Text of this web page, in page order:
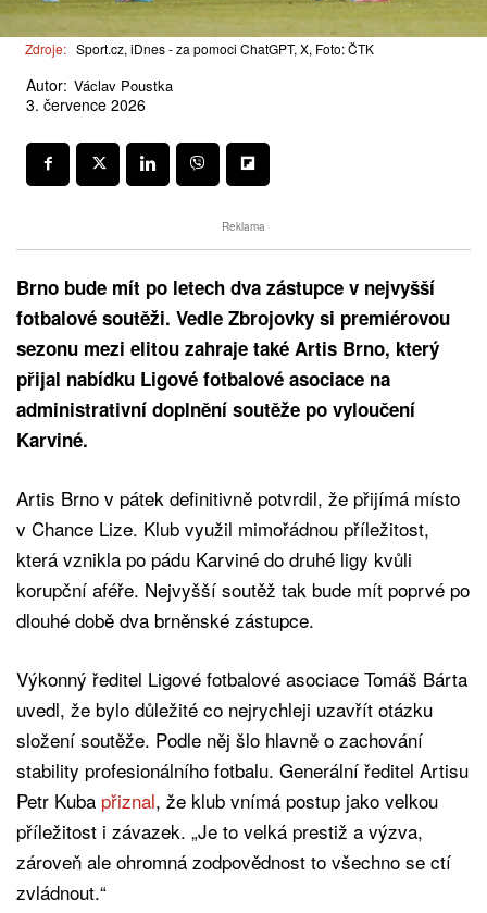
Zdroje: Sport.cz, iDnes - za pomoci ChatGPT, X, Foto: ČTK
Autor: Václav Poustka
3. července 2026
Reklama
Brno bude mít po letech dva zástupce v nejvyšší
fotbalové soutěži. Vedle Zbrojovky si premiérovou
sezonu mezi elitou zahraje také Artis Brno, který
přijal nabídku Ligové fotbalové asociace na
administrativní doplnění soutěže po vyloučení
Karviné.
Artis Brno v pátek definitivně potvrdil, že přijímá místo
v Chance Lize. Klub využil mimořádnou příležitost,
která vznikla po pádu Karviné do druhé ligy kvůli
korupční aféře. Nejvyšší soutěž tak bude mít poprvé po
dlouhé době dva brněnské zástupce.
Výkonný ředitel Ligové fotbalové asociace Tomáš Bárta
uvedl, že bylo důležité co nejrychleji uzavřít otázku
složení soutěže. Podle něj šlo hlavně o zachování
stability profesionálního fotbalu. Generální ředitel Artisu
Petr Kuba přiznal, že klub vnímá postup jako velkou
příležitost i závazek. „Je to velká prestiž a výzva,
zároveň ale ohromná zodpovědnost to všechno se ctí
zvládnout.“